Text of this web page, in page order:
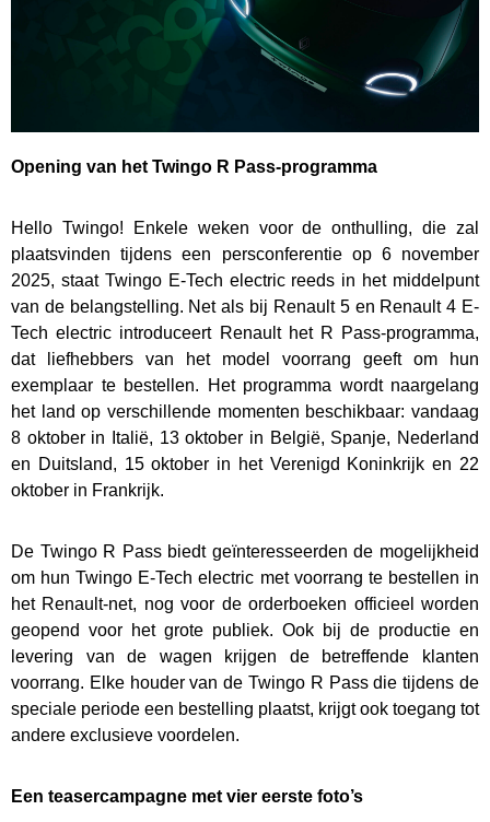
Opening van het Twingo R Pass-programma
Hello Twingo! Enkele weken voor de onthulling, die zal
plaatsvinden tijdens een persconferentie op 6 november
2025, staat Twingo E-Tech electric reeds in het middelpunt
van de belangstelling. Net als bij Renault 5 en Renault 4 E-
Tech electric introduceert Renault het R Pass-programma,
dat liefhebbers van het model voorrang geeft om hun
exemplaar te bestellen. Het programma wordt naargelang
het land op verschillende momenten beschikbaar: vandaag
8 oktober in Italië, 13 oktober in België, Spanje, Nederland
en Duitsland, 15 oktober in het Verenigd Koninkrijk en 22
oktober in Frankrijk.
De Twingo R Pass biedt geïnteresseerden de mogelijkheid
om hun Twingo E-Tech electric met voorrang te bestellen in
het Renault-net, nog voor de orderboeken officieel worden
geopend voor het grote publiek. Ook bij de productie en
levering van de wagen krijgen de betreffende klanten
voorrang. Elke houder van de Twingo R Pass die tijdens de
speciale periode een bestelling plaatst, krijgt ook toegang tot
andere exclusieve voordelen.
Een teasercampagne met vier eerste foto’s